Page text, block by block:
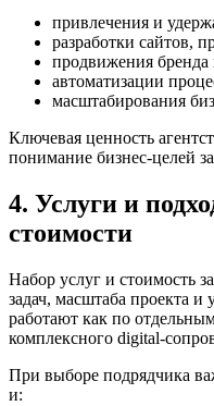
привлечения и
разработки сайтов,
продвижения бренда
автоматизации
масштабирования
Ключевая ценность
понимание бизнес-целей
4. Услуги и
стоимости
Набор услуг и стоимость
задач, масштаба проекта и
работают как по
комплексного digital-
При выборе подрядчика
и: